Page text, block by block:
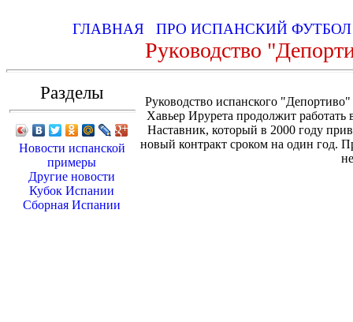
ГЛАВНАЯ ПРО ИСПАНСКИЙ
Руководство
Разделы
Новости испанской
примеры
Другие новости
Кубок Испании
Сборная Испании
Руководство испанского
Хавьер Ирурета продолжит
Наставник, который в 2000 году
новый контракт сроком на один год.